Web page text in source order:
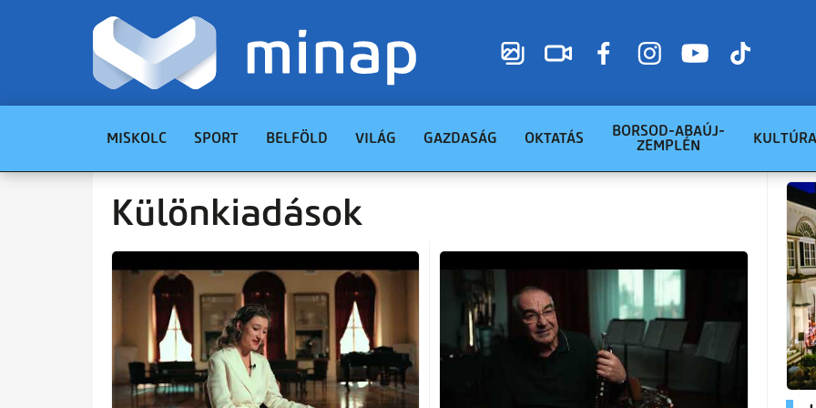
MISKOLC SPORT BELFÖLD VILÁG GAZDASÁG OKTATÁS
BORSOD-ABAÚJ-
ZEMPLÉN
KULTÚRA
Különkiadások